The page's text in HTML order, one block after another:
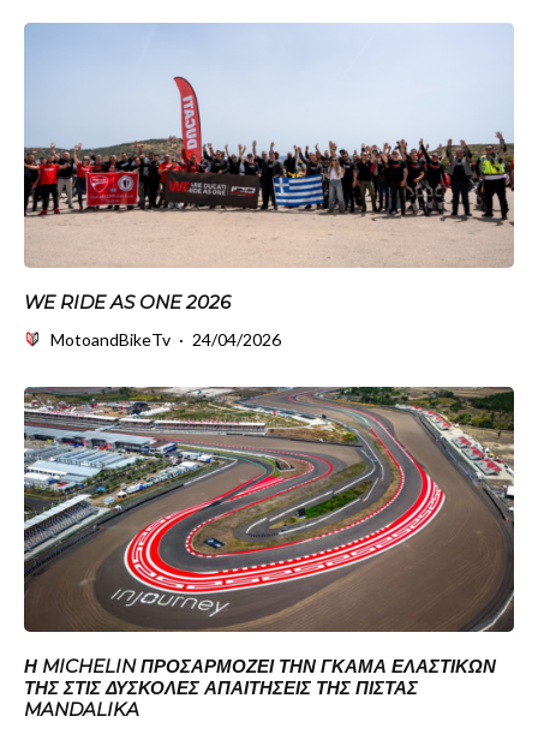
WE RIDE AS ONE 2026
MotoandBikeTv · 24/04/2026
Η MICHELIN ΠΡΟΣΑΡΜΌΖΕΙ ΤΗΝ ΓΚΆΜΑ ΕΛΑΣΤΙΚΏΝ
ΤΗΣ ΣΤΙΣ ΔΎΣΚΟΛΕΣ ΑΠΑΙΤΉΣΕΙΣ ΤΗΣ ΠΊΣΤΑΣ
MANDALIKA